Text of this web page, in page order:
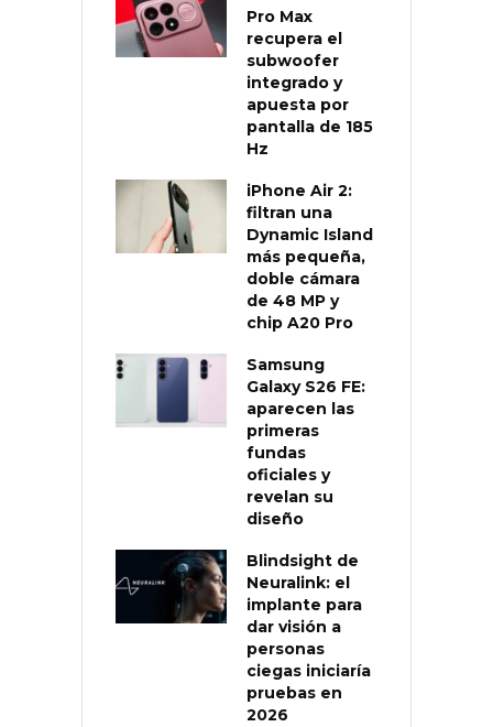
Pro Max
recupera el
subwoofer
integrado y
apuesta por
pantalla de 185
Hz
iPhone Air 2:
filtran una
Dynamic Island
más pequeña,
doble cámara
de 48 MP y
chip A20 Pro
Samsung
Galaxy S26 FE:
aparecen las
primeras
fundas
oficiales y
revelan su
diseño
Blindsight de
Neuralink: el
implante para
dar visión a
personas
ciegas iniciaría
pruebas en
2026